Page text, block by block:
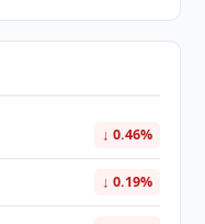
↓ 0.46%
↓ 0.19%